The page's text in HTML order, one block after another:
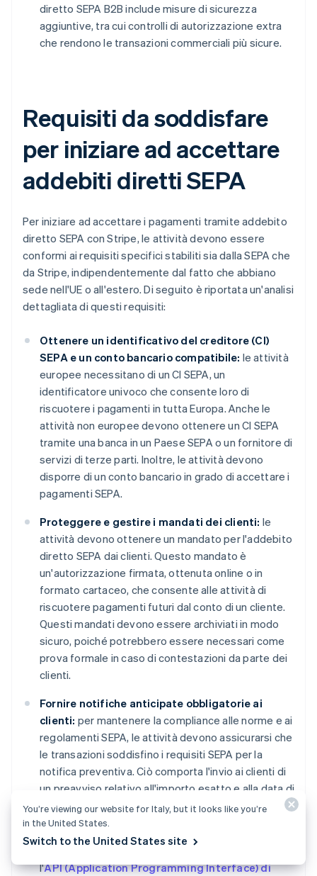
diretto SEPA B2B include misure di sicurezza
aggiuntive, tra cui controlli di autorizzazione extra
che rendono le transazioni commerciali più sicure.
Requisiti da soddisfare
per iniziare ad accettare
addebiti diretti SEPA
Per iniziare ad accettare i pagamenti tramite addebito
diretto SEPA con Stripe, le attività devono essere
conformi ai requisiti specifici stabiliti sia dalla SEPA che
da Stripe, indipendentemente dal fatto che abbiano
sede nell'UE o all'estero. Di seguito è riportata un'analisi
dettagliata di questi requisiti:
Ottenere un identificativo del creditore (CI)
SEPA e un conto bancario compatibile: le attività
europee necessitano di un CI SEPA, un
identificatore univoco che consente loro di
riscuotere i pagamenti in tutta Europa. Anche le
attività non europee devono ottenere un CI SEPA
tramite una banca in un Paese SEPA o un fornitore di
servizi di terze parti. Inoltre, le attività devono
disporre di un conto bancario in grado di accettare i
pagamenti SEPA.
Proteggere e gestire i mandati dei clienti: le
attività devono ottenere un mandato per l'addebito
diretto SEPA dai clienti. Questo mandato è
un'autorizzazione firmata, ottenuta online o in
formato cartaceo, che consente alle attività di
riscuotere pagamenti futuri dal conto di un cliente.
Questi mandati devono essere archiviati in modo
sicuro, poiché potrebbero essere necessari come
prova formale in caso di contestazioni da parte dei
clienti.
Fornire notifiche anticipate obbligatorie ai
clienti: per mantenere la compliance alle norme e ai
regolamenti SEPA, le attività devono assicurarsi che
le transazioni soddisfino i requisiti SEPA per la
notifica preventiva. Ciò comporta l'invio ai clienti di
un preavviso relativo all'importo esatto e alla data di
ogni addebito.
Integrare l'API di pagamento di Stripe:
l'API (Application Programming Interface) di
You’re viewing our website for Italy, but it looks like you’re
in the United States.
Switch to the United States site